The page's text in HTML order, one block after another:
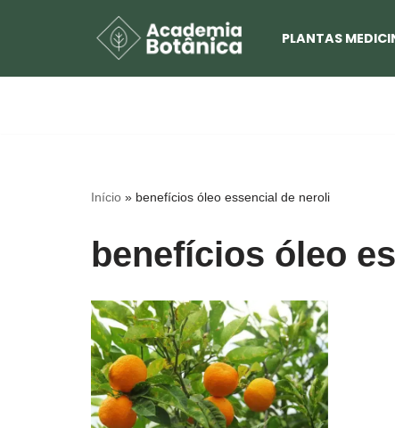
para
PLANTAS
Início » benefícios óleo essencial de neroli
benefícios óleo